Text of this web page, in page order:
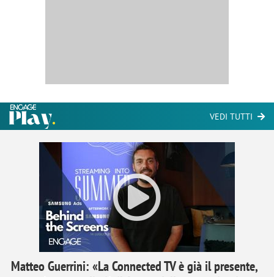
VEDI TUTTI
Matteo Guerrini: «La Connected TV è già il presente,